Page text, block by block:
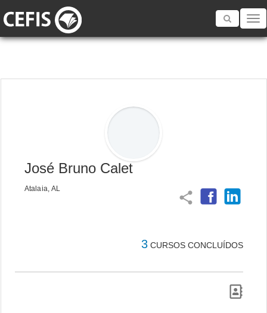
Toggle
José Bruno Calet
Atalaia, AL
share
3 CURSOS CONCLUÍDOS